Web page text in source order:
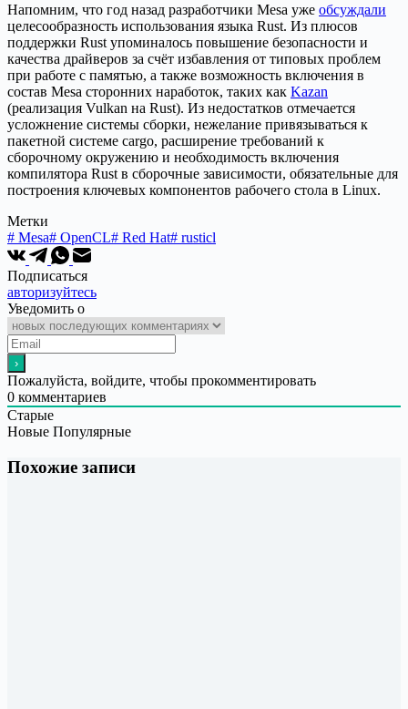
Напомним, что год назад разработчики Mesa уже обсуждали
целесообразность использования языка Rust. Из плюсов
поддержки Rust упоминалось повышение безопасности и
качества драйверов за счёт избавления от типовых проблем
при работе с памятью, а также возможность включения в
состав Mesa сторонних наработок, таких как Kazan
(реализация Vulkan на Rust). Из недостатков отмечается
усложнение системы сборки, нежелание привязываться к
пакетной системе cargo, расширение требований к
сборочному окружению и необходимость включения
компилятора Rust в сборочные зависимости, обязательные для
построения ключевых компонентов рабочего стола в Linux.
Метки
# Mesa# OpenCL# Red Hat# rusticl
Подписаться
авторизуйтесь
Уведомить о
Пожалуйста, войдите, чтобы прокомментировать
0 комментариев
Старые
Новые Популярные
Похожие записи